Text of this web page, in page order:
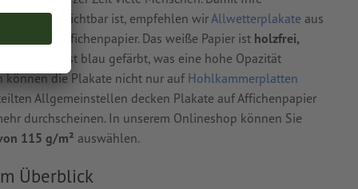
gut sichtbar ist, empfehlen wirAllwetterplakate aus
mit Affichenpapier. Das weiße Papier ist holzfrei,
Rückseite ist blau gefärbt, was eine hohe Opazität
können die Plakate nicht nur auf Hohlkammerplatten
Allgemeinstellen decken Plakate auf Affichenpapier
durchscheinen. In unserem Onlineshop können Sie
115 g/m² auswählen.
Überblick